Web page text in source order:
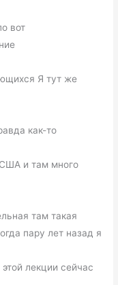
вот
Я тут же
как-то
США и там много
там такая
пару лет назад я
лекции сейчас